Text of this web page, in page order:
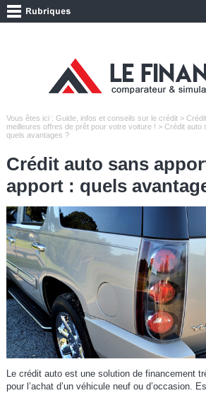
Vous êtes ici : Guide, infos et conseils sur le crédit>
meilleures offres de prêt pour votre voiture ! > Crédit auto
quels avantages ?
Crédit auto sans
apport : quels
Le crédit auto est une solution de financement
pour l’achat d’un véhicule neuf ou d’occasion.